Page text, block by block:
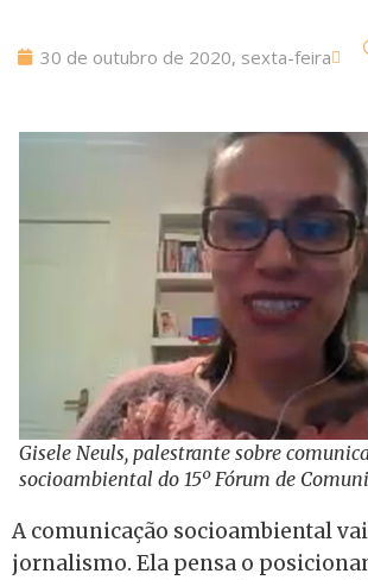
30 de outubro de 2020, sexta-feira
Gisele Neuls, palestrante sobre
socioambiental do 15º Fórum de
A comunicação socioambiental
jornalismo. Ela pensa o